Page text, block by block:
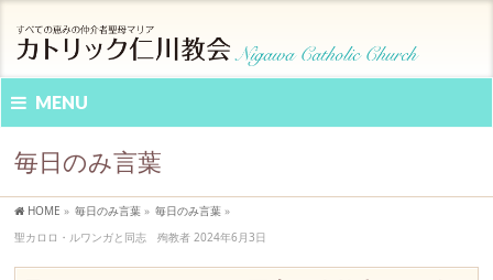
MENU
毎日のみ言葉
HOME » 毎日のみ言葉 » 毎日のみ言葉 »
聖カロロ・ルワンガと同志 殉教者 2024年6月3日